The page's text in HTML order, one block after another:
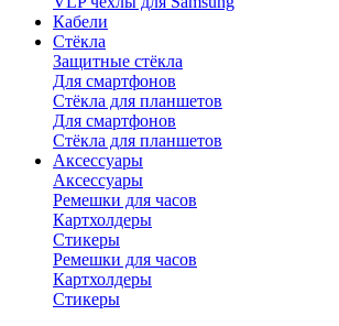
Кабели
Стёкла
Защитные стёкла
Для смартфонов
Стёкла для планшетов
Для смартфонов
Стёкла для планшетов
Аксессуары
Аксессуары
Ремешки для часов
Картхолдеры
Стикеры
Ремешки для часов
Картхолдеры
Стикеры